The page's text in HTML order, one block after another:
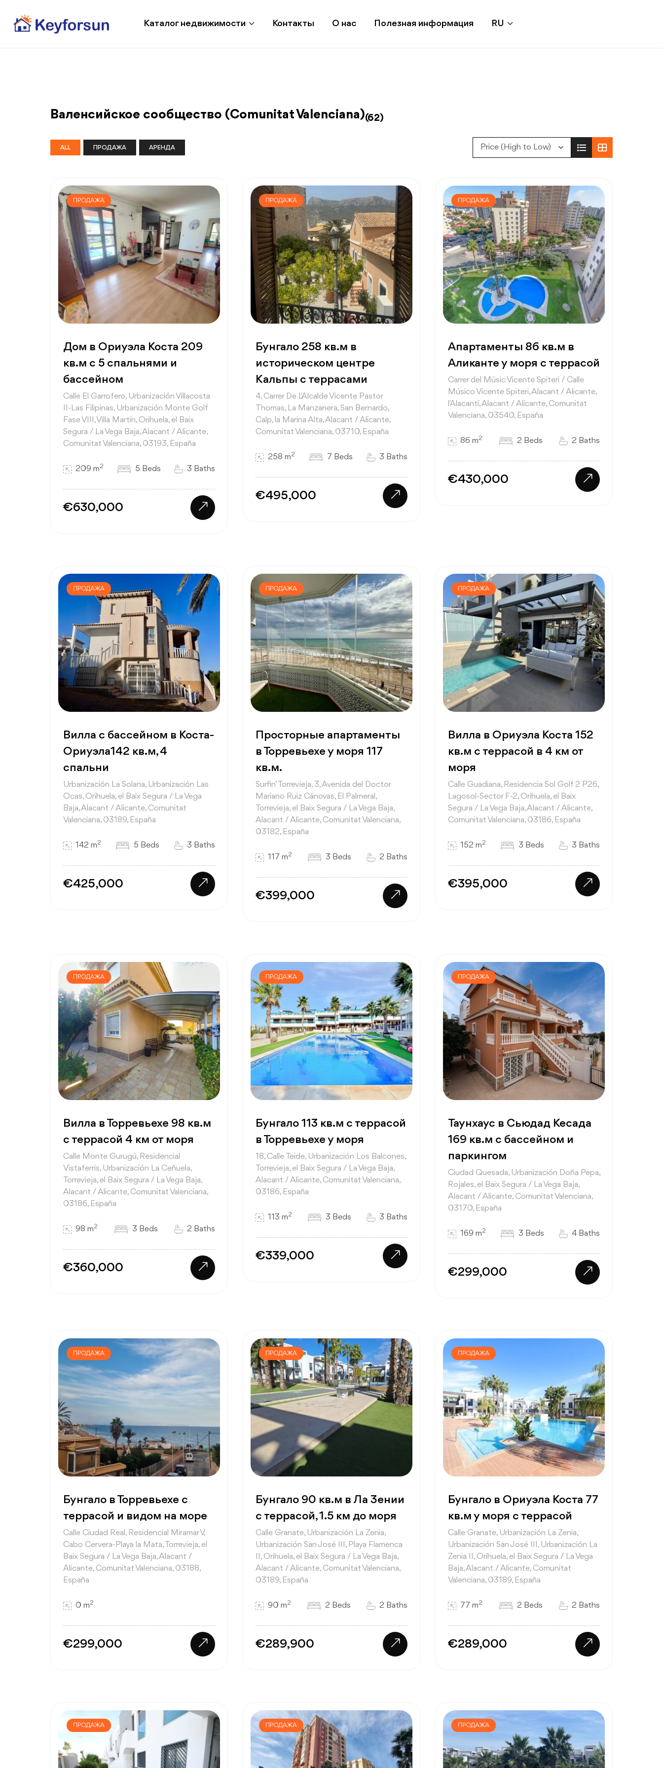
Каталог недвижимости Контакты О нас Полезная информация RU
Валенсийское сообщество (Comunitat Valenciana)(62)
ALL ПРОДАЖА АРЕНДА Price (High to Low)
ПРОДАЖА
Дом в Ориуэла Коста 209
кв.м с 5 спальнями и
бассейном
Calle El Garrofero, Urbanización Villacosta
II-Las Filipinas, Urbanización Monte Golf
Fase VIII, Villa Martín, Orihuela, el Baix
Segura / La Vega Baja, Alacant / Alicante,
Comunitat Valenciana, 03193, España
209 m2 5 Beds 3 Baths
€630,000
ПРОДАЖА
Бунгало 258 кв.м в
историческом центре
Кальпы с террасами
4, Carrer De L'Alcalde Vicente Pastor
Thomas, La Manzanera, San Bernardo,
Calp, la Marina Alta, Alacant / Alicante,
Comunitat Valenciana, 03710, España
258 m2 7 Beds 3 Baths
€495,000
ПРОДАЖА
Апартаменты 86 кв.м в
Аликанте у моря с террасой
Carrer del Músic Vicente Spiteri / Calle
Músico Vicente Spiteri, Alacant / Alicante,
l'Alacantí, Alacant / Alicante, Comunitat
Valenciana, 03540, España
86 m2 2 Beds 2 Baths
€430,000
ПРОДАЖА
Вилла с бассейном в Коста-
Ориуэла142 кв.м, 4
спальни
Urbanización La Solana, Urbanización Las
Ocas, Orihuela, el Baix Segura / La Vega
Baja, Alacant / Alicante, Comunitat
Valenciana, 03189, España
142 m2 5 Beds 3 Baths
€425,000
ПРОДАЖА
Просторные апартаменты
в Торревьехе у моря 117
кв.м.
Surfin’ Torrevieja, 3, Avenida del Doctor
Mariano Ruiz Cánovas, El Palmeral,
Torrevieja, el Baix Segura / La Vega Baja,
Alacant / Alicante, Comunitat Valenciana,
03182, España
117 m2 3 Beds 2 Baths
€399,000
ПРОДАЖА
Вилла в Ориуэла Коста 152
кв.м с террасой в 4 км от
моря
Calle Guadiana, Residencia Sol Golf 2 P26,
Lagosol-Sector F-2, Orihuela, el Baix
Segura / La Vega Baja, Alacant / Alicante,
Comunitat Valenciana, 03186, España
152 m2 3 Beds 3 Baths
€395,000
ПРОДАЖА
Вилла в Торревьехе 98 кв.м
с террасой 4 км от моря
Calle Monte Gurugú, Residencial
Vistaferris, Urbanización La Ceñuela,
Torrevieja, el Baix Segura / La Vega Baja,
Alacant / Alicante, Comunitat Valenciana,
03186, España
98 m2 3 Beds 2 Baths
€360,000
ПРОДАЖА
Бунгало 113 кв.м с террасой
в Торревьехе у моря
18, Calle Teide, Urbanización Los Balcones,
Torrevieja, el Baix Segura / La Vega Baja,
Alacant / Alicante, Comunitat Valenciana,
03186, España
113 m2 3 Beds 3 Baths
€339,000
ПРОДАЖА
Таунхаус в Сьюдад Кесада
169 кв.м с бассейном и
паркингом
Ciudad Quesada, Urbanización Doña Pepa,
Rojales, el Baix Segura / La Vega Baja,
Alacant / Alicante, Comunitat Valenciana,
03170, España
169 m2 3 Beds 4 Baths
€299,000
ПРОДАЖА
Бунгало в Торревьехе с
террасой и видом на море
Calle Ciudad Real, Residencial Miramar V,
Cabo Cervera-Playa la Mata, Torrevieja, el
Baix Segura / La Vega Baja, Alacant /
Alicante, Comunitat Valenciana, 03188,
España
0 m2
€299,000
ПРОДАЖА
Бунгало 90 кв.м в Ла Зении
с террасой, 1.5 км до моря
Calle Granate, Urbanización La Zenia,
Urbanización San José III, Playa Flamenca
II, Orihuela, el Baix Segura / La Vega Baja,
Alacant / Alicante, Comunitat Valenciana,
03189, España
90 m2 2 Beds 2 Baths
€289,900
ПРОДАЖА
Бунгало в Ориуэла Коста 77
кв.м у моря с террасой
Calle Granate, Urbanización La Zenia,
Urbanización San José III, Urbanización La
Zenia II, Orihuela, el Baix Segura / La Vega
Baja, Alacant / Alicante, Comunitat
Valenciana, 03189, España
77 m2 2 Beds 2 Baths
€289,000
ПРОДАЖА ПРОДАЖА ПРОДАЖА